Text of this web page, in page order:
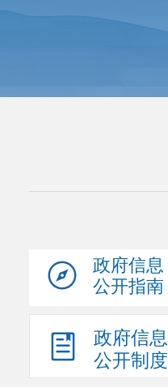
政府信息
公开指南
政府信息
公开制度